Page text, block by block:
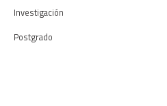
Investigación
Postgrado